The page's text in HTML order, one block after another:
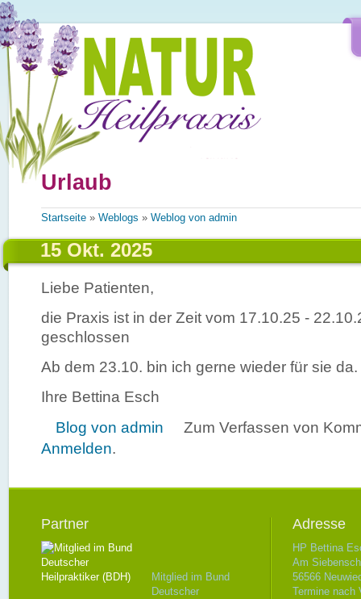
Direkt zum Inhalt
Urlaub
Sie sind hier
Startseite » Weblogs » Weblog von admin
15 Okt. 2025
Liebe Patienten,
die Praxis ist in der Zeit vom 17.10.25 -
geschlossen
Ab dem 23.10. bin ich gerne wieder für sie da.
Ihre Bettina Esch
Blog von admin
Zum Verfassen von
Anmelden.
Partner
Mitglied im Bund
Deutscher
Adresse
HP Bettina
Am
56566
Termine nach